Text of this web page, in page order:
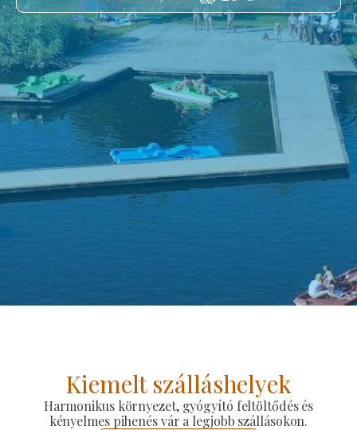
Kiemelt szálláshelyek
Harmonikus környezet, gyógyító feltöltődés és
kényelmes pihenés vár a legjobb szállásokon.